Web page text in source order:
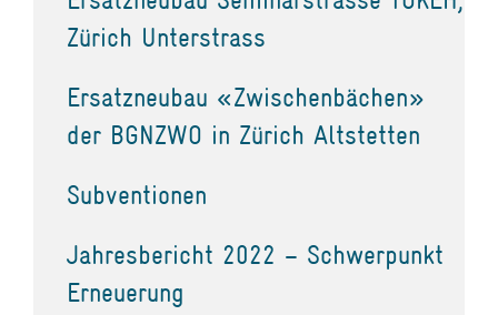
Zürich Unterstrass
Ersatzneubau «Zwischenbächen»
der BGNZWO in Zürich Altstetten
Subventionen
Jahresbericht 2022 – Schwerpunkt
Erneuerung